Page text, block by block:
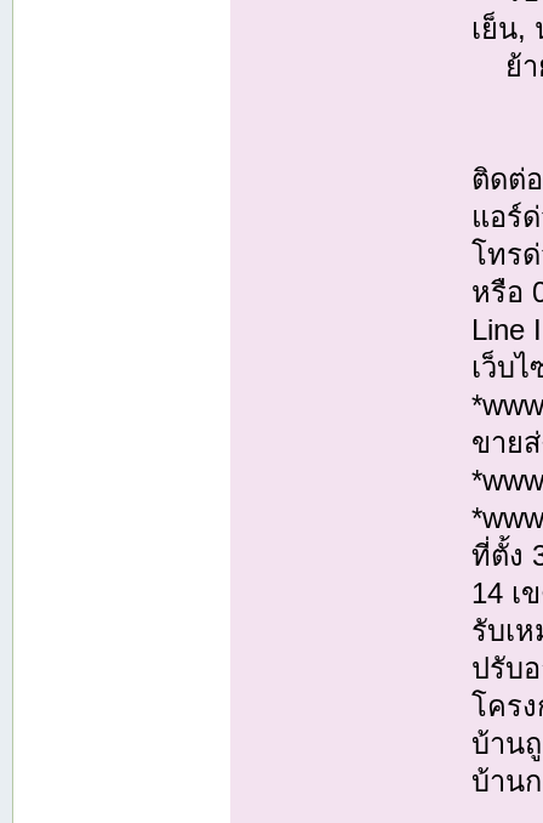
เย็น,
ย้า
ติดต่
แอร์
โทร
หรือ
Line
เว็บไ
ขาย
ที่ตั้ง
14 เ
รับเ
ปรับ
โคร
บ้าน
บ้าน